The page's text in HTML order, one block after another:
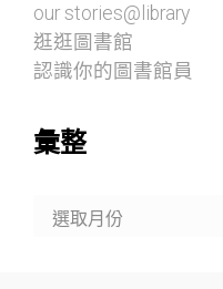
our stories@library
逛逛圖書館
認識你的圖書館員
彙整